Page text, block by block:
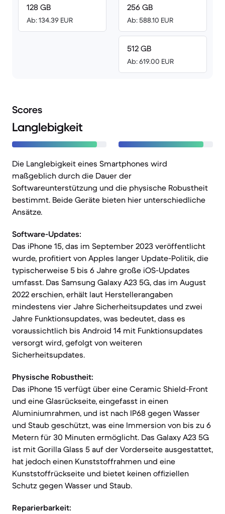
128 GB
Ab: 134.39 EUR
256 GB
Ab: 588.10 EUR
512 GB
Ab: 619.00 EUR
Scores
Langlebigkeit
Die Langlebigkeit eines Smartphones wird
maßgeblich durch die Dauer der
Softwareunterstützung und die physische Robustheit
bestimmt. Beide Geräte bieten hier unterschiedliche
Ansätze.
Software-Updates:
Das iPhone 15, das im September 2023 veröffentlicht
wurde, profitiert von Apples langer Update-Politik, die
typischerweise 5 bis 6 Jahre große iOS-Updates
umfasst. Das Samsung Galaxy A23 5G, das im August
2022 erschien, erhält laut Herstellerangaben
mindestens vier Jahre Sicherheitsupdates und zwei
Jahre Funktionsupdates, was bedeutet, dass es
voraussichtlich bis Android 14 mit Funktionsupdates
versorgt wird, gefolgt von weiteren
Sicherheitsupdates.
Physische Robustheit:
Das iPhone 15 verfügt über eine Ceramic Shield-Front
und eine Glasrückseite, eingefasst in einen
Aluminiumrahmen, und ist nach IP68 gegen Wasser
und Staub geschützt, was eine Immersion von bis zu 6
Metern für 30 Minuten ermöglicht. Das Galaxy A23 5G
ist mit Gorilla Glass 5 auf der Vorderseite ausgestattet,
hat jedoch einen Kunststoffrahmen und eine
Kunststoffrückseite und bietet keinen offiziellen
Schutz gegen Wasser und Staub.
Reparierbarkeit: